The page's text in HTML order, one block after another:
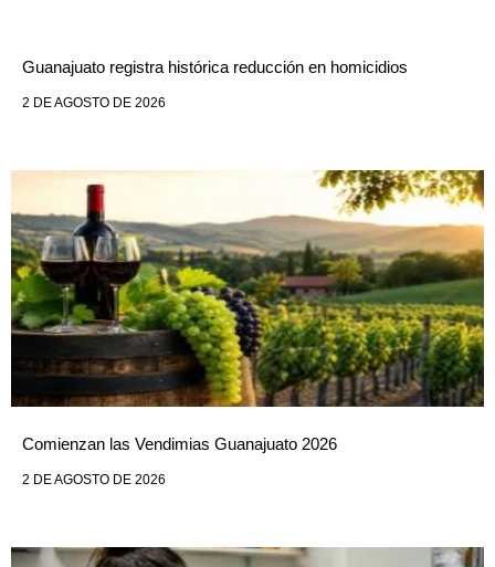
Guanajuato registra histórica reducción en homicidios
2 DE AGOSTO DE 2026
Comienzan las Vendimias Guanajuato 2026
2 DE AGOSTO DE 2026